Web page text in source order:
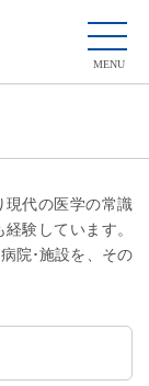
現代の医学の常識
験しています。
院･施設を、その